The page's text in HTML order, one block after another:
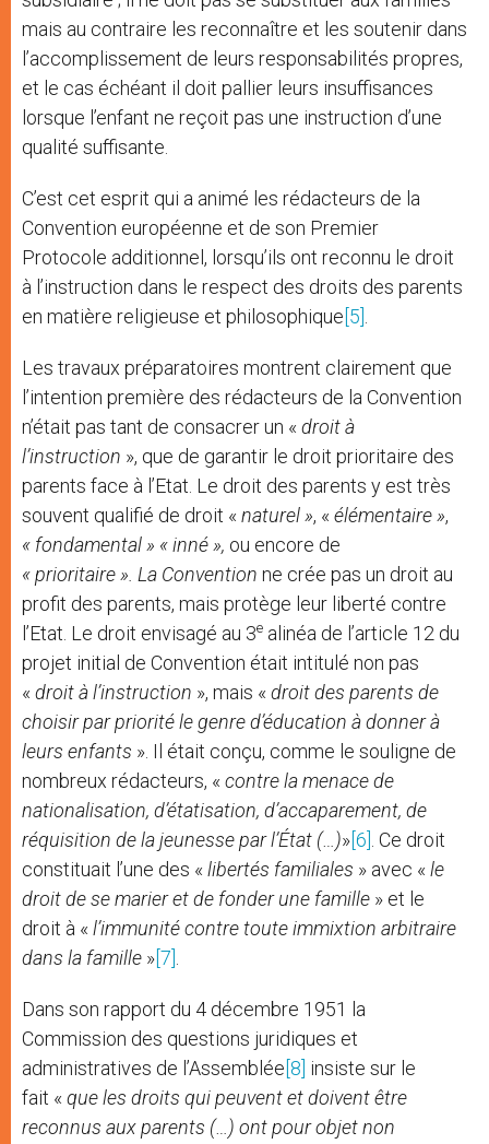
mais au contraire les reconnaître et les soutenir dans
l’accomplissement de leurs responsabilités propres,
et le cas échéant il doit pallier leurs insuffisances
lorsque l’enfant ne reçoit pas une instruction d’une
qualité suffisante.
C’est cet esprit qui a animé les rédacteurs de la
Convention européenne et de son Premier
Protocole additionnel, lorsqu’ils ont reconnu le droit
à l’instruction dans le respect des droits des parents
en matière religieuse et philosophique [5]
Les travaux préparatoires montrent clairement que
l’intention première des rédacteurs de la Convention
n’était pas tant de consacrer un « droit à
l’instruction », que de garantir le droit prioritaire des
parents face à l’Etat. Le droit des parents y est très
souvent qualifié de droit « naturel », « élémentaire »,
« fondamental » « inné », ou encore de
« prioritaire ». La Convention ne crée pas un droit au
profit des parents, mais protège leur liberté contre
l’Etat. Le droit envisagé au 3e alinéa de l’article 12 du
projet initial de Convention était intitulé non pas
« droit à l’instruction », mais « droit des parents de
choisir par priorité le genre d’éducation à donner à
leurs enfants ». Il était conçu, comme le souligne de
nombreux rédacteurs, « contre la menace de
nationalisation, d’étatisation, d’accaparement, de
réquisition de la jeunesse par l’État (…)» [6] . Ce droit
constituait l’une des « libertés familiales » avec « le
droit de se marier et de fonder une famille » et le
droit à « l’immunité contre toute immixtion arbitraire
dans la famille » [7]
Dans son rapport du 4 décembre 1951 la
Commission des questions juridiques et
administratives de l’Assemblée [8] insiste sur le
fait « que les droits qui peuvent et doivent être
reconnus aux parents (…) ont pour objet non